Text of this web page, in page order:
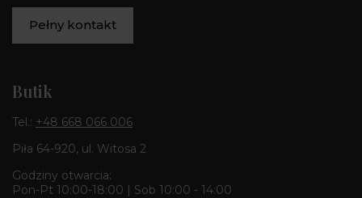
Pełny kontakt
Butik
Tel.: +48 668 066 006
Piła 64-920, ul. Witosa 2
Godziny otwarcia:
Pon-Pt 10:00-18:00 | Sob 10:00 - 14:00